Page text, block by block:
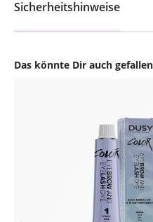
Das könnte Dir auch gefallen
Sicherheitshinweise